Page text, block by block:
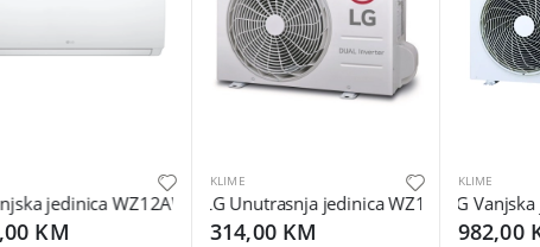
jedinica WZ12AWU.SUU1
KM
KLIME
LG Unutrasnja jedinica WZ12AWN.SNU1
314,00 KM
KLIME
LG Vanjska
982,00